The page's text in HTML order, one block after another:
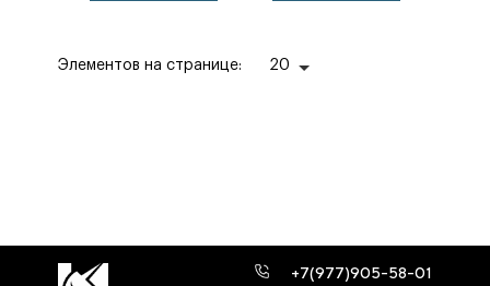
Элементов на странице: 20
+7(977)905-58-01